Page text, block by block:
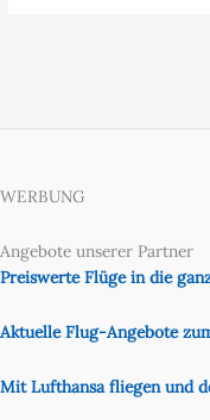
WERBUNG
Angebote unserer Partner
Preiswerte Flüge in die
Aktuelle Flug-Angebote
Mit Lufthansa fliegen und